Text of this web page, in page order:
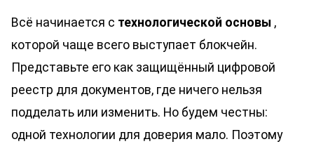
Всё начинается с технологической основы ,
которой чаще всего выступает блокчейн.
Представьте его как защищённый цифровой
реестр для документов, где ничего нельзя
подделать или изменить. Но будем честны:
одной технологии для доверия мало. Поэтому